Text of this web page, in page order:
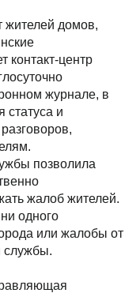
жителей домов,
контакт-центр
журнале, в
статуса и
позволила
жалоб жителей.
одного
или жалобы от
службы.